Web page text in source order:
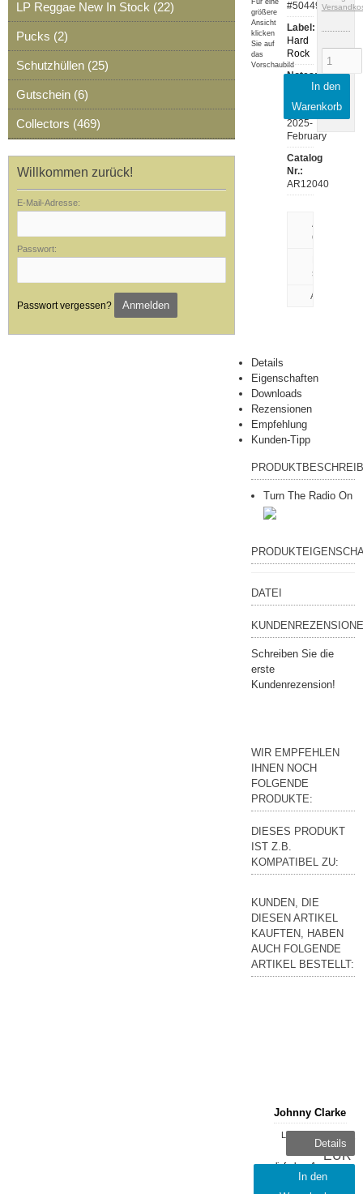
Für eine
größere
Ansicht
klicken
Sie auf
das
Vorschaubild
#50449
Label:
Hard
Rock
Notes:
AR12040
Release:
2025-
February
Catalog
Nr.:
AR12040
drucken
schreiben
In den
Warenkorb
Details
Eigenschaften
Downloads
Rezensionen
Empfehlung
Kunden-Tipp
Turn The Radio On
DATEI
Schreiben Sie die
erste
Kundenrezension!
WIR EMPFEHLEN
IHNEN NOCH
FOLGENDE
PRODUKTE:
DIESES PRODUKT
IST Z.B.
KOMPATIBEL ZU:
KUNDEN, DIE
DIESEN ARTIKEL
KAUFTEN, HABEN
AUCH FOLGENDE
ARTIKEL BESTELLT:
Johnny Clarke
Lieferzeit:
sofort
lieferbar, 1-
2 Tage
16,99
EUR
Details
In den
LP Reggae New In Stock (22)
Pucks (2)
Schutzhüllen (25)
Gutschein (6)
Collectors (469)
Willkommen zurück!
E-Mail-Adresse:
Passwort:
Passwort vergessen? Anmelden